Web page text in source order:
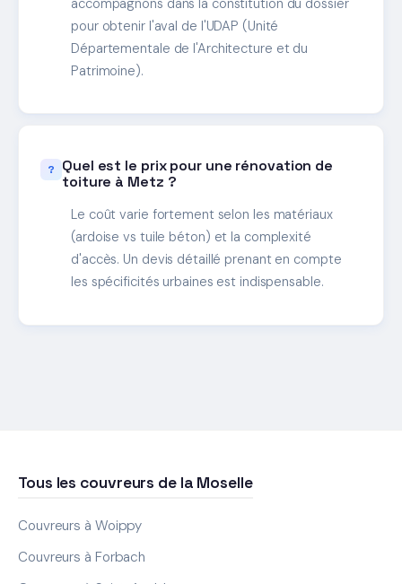
pour obtenir l'aval de l'UDAP (Unité
Départementale de l'Architecture et du
Patrimoine).
Quel est le prix pour une rénovation de
toiture à Metz ?
Le coût varie fortement selon les matériaux
(ardoise vs tuile béton) et la complexité
d'accès. Un devis détaillé prenant en compte
les spécificités urbaines est indispensable.
Tous les couvreurs de la Moselle
Couvreurs à Woippy
Couvreurs à Forbach